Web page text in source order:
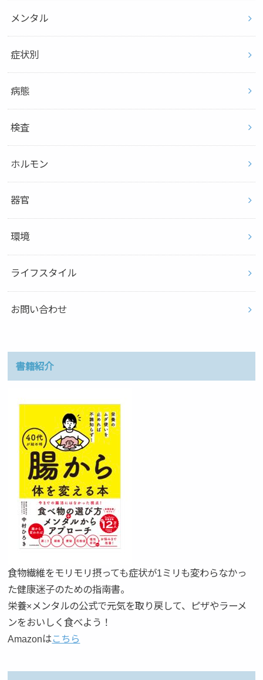
メンタル
症状別
病態
検査
ホルモン
器官
環境
ライフスタイル
お問い合わせ
書籍紹介
食物繊維をモリモリ摂っても症状が1ミリも変わらなかっ
た健康迷子のための指南書。
栄養×メンタルの公式で元気を取り戻して、ピザやラーメ
ンをおいしく食べよう！
Amazonはこちら